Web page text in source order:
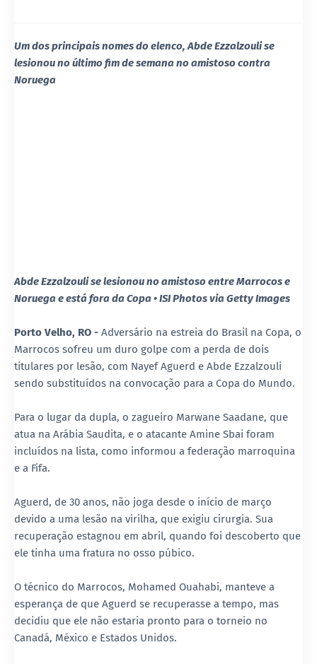
Um dos principais nomes do elenco, Abde Ezzalzouli se
lesionou no último fim de semana no amistoso contra
Noruega
Abde Ezzalzouli se lesionou no amistoso entre Marrocos e
Noruega e está fora da Copa • ISI Photos via Getty Images
Porto Velho, RO - Adversário na estreia do Brasil na Copa, o
Marrocos sofreu um duro golpe com a perda de dois
titulares por lesão, com Nayef Aguerd e Abde Ezzalzouli
sendo substituídos na convocação para a Copa do Mundo.
Para o lugar da dupla, o zagueiro Marwane Saadane, que
atua na Arábia Saudita, e o atacante Amine Sbai foram
incluídos na lista, como informou a federação marroquina
e a Fifa.
Aguerd, de 30 anos, não joga desde o início de março
devido a uma lesão na virilha, que exigiu cirurgia. Sua
recuperação estagnou em abril, quando foi descoberto que
ele tinha uma fratura no osso púbico.
O técnico do Marrocos, Mohamed Ouahabi, manteve a
esperança de que Aguerd se recuperasse a tempo, mas
decidiu que ele não estaria pronto para o torneio no
Canadá, México e Estados Unidos.